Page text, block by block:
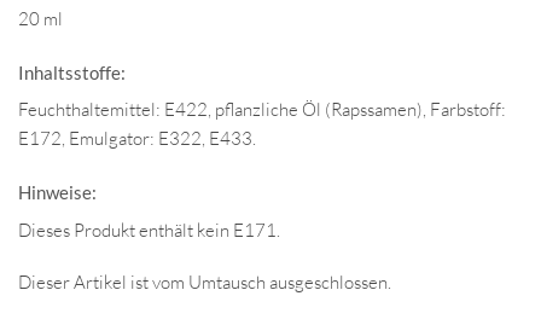
20 ml
Inhaltsstoffe:
Feuchthaltemittel: E422, pflanzliche Öl (Rapssamen), Farbstoff:
E172, Emulgator: E322, E433.
Hinweise:
Dieses Produkt enthält kein E171.
Dieser Artikel ist vom Umtausch ausgeschlossen.